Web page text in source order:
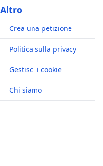
Altro
Crea una petizione
Politica sulla privacy
Gestisci i cookie
Chi siamo